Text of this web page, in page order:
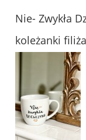
Nie- Zwykła
koleżanki